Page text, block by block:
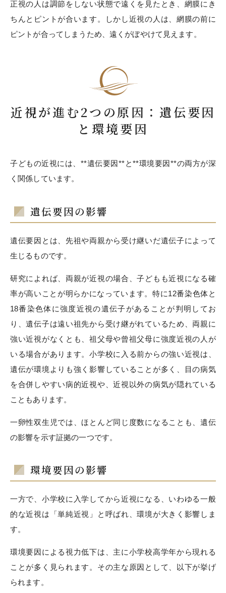
正視の人は調節をしない状態で遠くを見たとき、網膜にき
ちんとピントが合います。しかし近視の人は、網膜の前に
ピントが合ってしまうため、遠くがぼやけて見えます。
近視が進む2つの原因：遺伝要因
と環境要因
子どもの近視には、**遺伝要因**と**環境要因**の両方が深
く関係しています。
遺伝要因の影響
遺伝要因とは、先祖や両親から受け継いだ遺伝子によって
生じるものです。
研究によれば、両親が近視の場合、子どもも近視になる確
率が高いことが明らかになっています。特に12番染色体と
18番染色体に強度近視の遺伝子があることが判明してお
り、遺伝子は遠い祖先から受け継がれているため、両親に
強い近視がなくとも、祖父母や曾祖父母に強度近視の人が
いる場合があります。小学校に入る前からの強い近視は、
遺伝が環境よりも強く影響していることが多く、目の病気
を合併しやすい病的近視や、近視以外の病気が隠れている
こともあります。
一卵性双生児では、ほとんど同じ度数になることも、遺伝
の影響を示す証拠の一つです。
環境要因の影響
一方で、小学校に入学してから近視になる、いわゆる一般
的な近視は 「単純近視」と呼ばれ、環境が大きく影響しま
す。
環境要因による視力低下は、主に小学校高学年から現れる
ことが多く見られます。その主な原因として、以下が挙げ
られます。